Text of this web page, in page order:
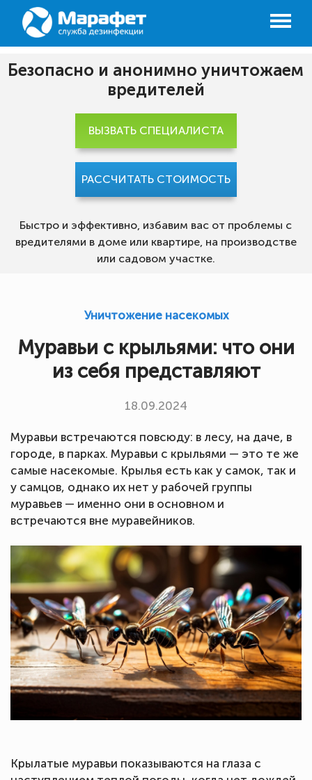
Безопасно и анонимно уничтожаем
вредителей
Быстро и эффективно, избавим вас от проблемы с
вредителями в доме или квартире, на производстве
или садовом участке.
ВЫЗВАТЬ СПЕЦИАЛИСТА
РАССЧИТАТЬ СТОИМОСТЬ
Уничтожение насекомых
Муравьи с крыльями: что они
из себя представляют
18.09.2024
Муравьи встречаются повсюду: в лесу, на даче, в
городе, в парках. Муравьи с крыльями — это те же
самые насекомые. Крылья есть как у самок, так и
у самцов, однако их нет у рабочей группы
муравьев — именно они в основном и
встречаются вне муравейников.
Крылатые муравьи показываются на глаза с